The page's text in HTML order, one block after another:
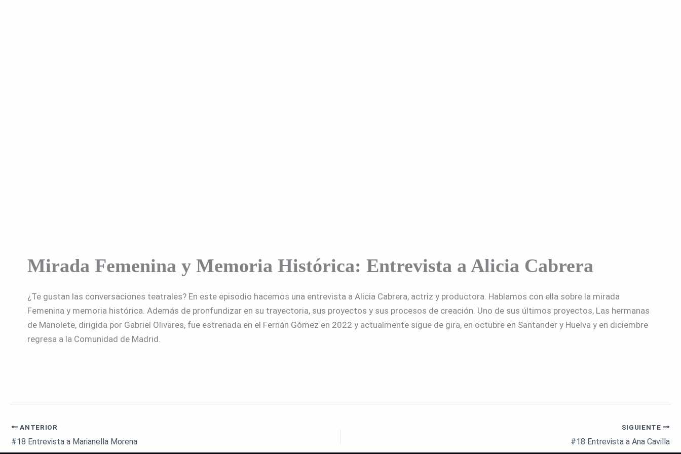
Mirada Femenina y Memoria Histórica: Entrevista a Alicia Cabrera
¿Te gustan las conversaciones teatrales? En este episodio hacemos una entrevista a Alicia Cabrera, actriz y productora. Hablamos con ella sobre la mirada
Femenina y memoria histórica. Además de pronfundizar en su trayectoria, sus proyectos y sus procesos de creación. Uno de sus últimos proyectos, Las hermanas
de Manolete, dirigida por Gabriel Olivares, fue estrenada en el Fernán Gómez en 2022 y actualmente sigue de gira, en octubre en Santander y Huelva y en diciembre
regresa a la Comunidad de Madrid.
ANTERIOR
#18 Entrevista a Marianella Morena
SIGUIENTE
#18 Entrevista a Ana Cavilla